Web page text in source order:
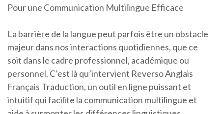
Pour une Communication Multilingue Efficace
La barrière de la langue peut parfois être un obstacle
majeur dans nos interactions quotidiennes, que ce
soit dans le cadre professionnel, académique ou
personnel. C’est là qu’intervient Reverso Anglais
Français Traduction, un outil en ligne puissant et
intuitif qui facilite la communication multilingue et